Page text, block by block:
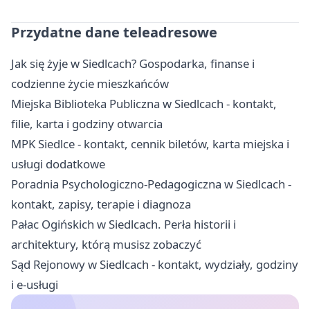
Przydatne dane teleadresowe
Jak się żyje w Siedlcach? Gospodarka, finanse i
codzienne życie mieszkańców
Miejska Biblioteka Publiczna w Siedlcach - kontakt,
filie, karta i godziny otwarcia
MPK Siedlce - kontakt, cennik biletów, karta miejska i
usługi dodatkowe
Poradnia Psychologiczno-Pedagogiczna w Siedlcach -
kontakt, zapisy, terapie i diagnoza
Pałac Ogińskich w Siedlcach. Perła historii i
architektury, którą musisz zobaczyć
Sąd Rejonowy w Siedlcach - kontakt, wydziały, godziny
i e-usługi